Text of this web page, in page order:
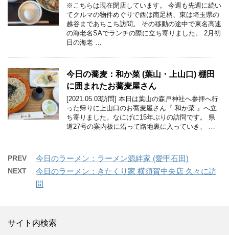
※こちらは現在閉店しています。 今週も先週に続い
てクルマの物件めぐりで西は南足柄、東は埼玉県の
越谷まであちこち訪問。 その移動の途中で東名高速
の海老名SAでランチの際に立ち寄りました。 2月初
日の海老 …
今日の蕎麦：和か菜 (葉山・上山口) 棚田
に囲まれたお蕎麦屋さん
[2021.05.03訪問] 本日は葉山の森戸神社へ参拝へ行
った帰りに上山口のお蕎麦屋さん『 和か菜 』へ立
ち寄りました。なにげに15年ぶりの訪問です。 県
道27号の案内板に沿って路地裏に入っていき、 …
PREV 今日のラーメン：ラーメン源絆家 (愛甲石田)
NEXT
今日のラーメン：きたくり家 横須賀中央店 久々に訪
問
サイト内検索